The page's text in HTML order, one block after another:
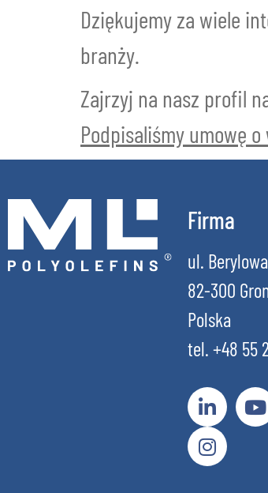
Dziękujemy za wiele
branży.
Zajrzyj na nasz profil
Podpisaliśmy umowę
Firma
ul.
82-300
Polska
tel. +48 55